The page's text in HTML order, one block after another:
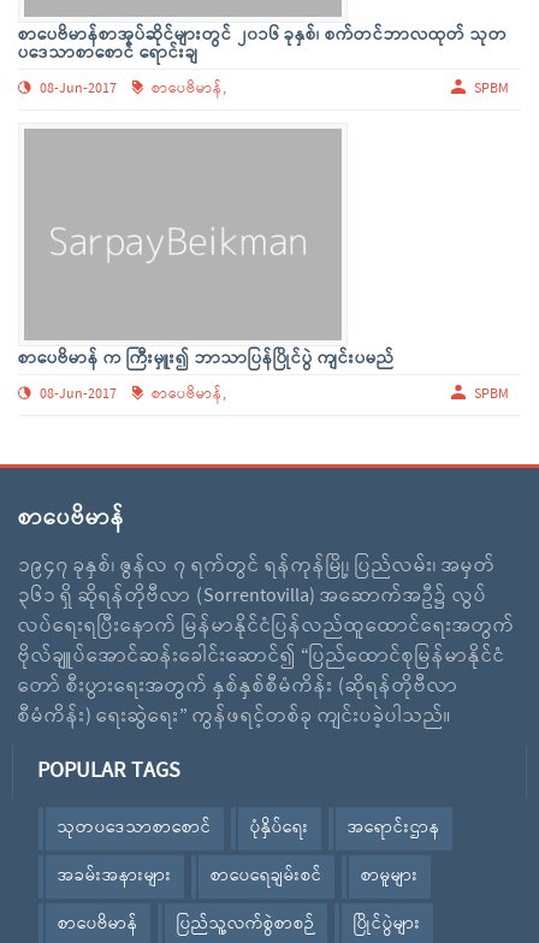
စာပေဗိမာန်စာအုပ်ဆိုင်များတွင် ၂၀၁၆ ခုနှစ်၊ စက်တင်ဘာလထုတ် သုတ
ပဒေသာစာစောင် ရောင်းချ
08-Jun-2017 စာပေဗိမာန်, SPBM
စာပေဗိမာန် က ကြီးမှူး၍ ဘာသာပြန်ပြိုင်ပွဲ ကျင်းပမည်
08-Jun-2017 စာပေဗိမာန်, SPBM
စာပေဗိမာန်
၁၉၄၇ ခုနှစ်၊ ဇွန်လ ၇ ရက်တွင် ရန်ကုန်မြို့၊ ပြည်လမ်း၊ အမှတ်
၃၆၁ ရှိ ဆိုရန်တိုဗီလာ (Sorrentovilla) အဆောက်အဦ၌ လွပ်
လပ်ရေးရပြီးနောက် မြန်မာနိုင်ငံပြန်လည်ထူထောင်ရေးအတွက်
ဗိုလ်ချူပ်အောင်ဆန်းခေါင်းဆောင်၍ “ပြည်ထောင်စုမြန်မာနိုင်ငံ
တော် စီးပွားရေးအတွက် နှစ်နှစ်စီမံကိန်း (ဆိုရန်တိုဗီလာ
စီမံကိန်း) ရေးဆွဲရေး” ကွန်ဖရင့်တစ်ခု ကျင်းပခဲ့ပါသည်။
POPULAR TAGS
သုတပဒေသာစာစောင် ပုံနှိပ်ရေး
အရောင်းဌာန
အခမ်းအနားများ
စာပေရေချမ်းစင်
စာမူများ
စာပေဗိမာန်
ပြည်သူ့လက်စွဲစာစဉ်
ပြိုင်ပွဲများ